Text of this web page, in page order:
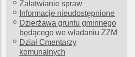
Załatwianie spraw
Informacje nieudostępnione
Dzierżawa gruntu gminnego
będącego we władaniu ZZM
Dział Cmentarzy
komunalnych